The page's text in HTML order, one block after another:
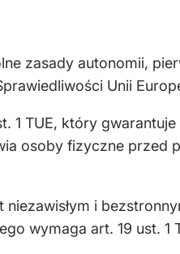
zasady autonomii,
Unii
1 TUE, który
osoby fizyczne przed
i
wymaga art. 19 ust. 1